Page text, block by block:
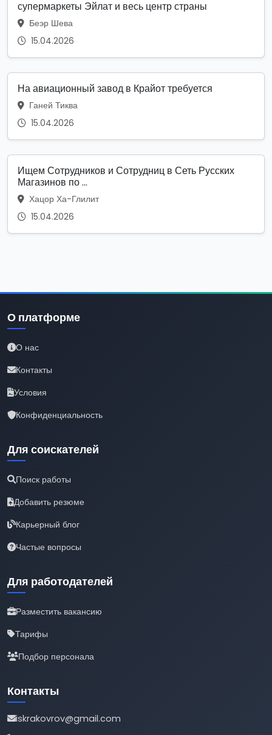
супермаркеты Эйлат и весь центр страны
Беэр Шева
15.04.2026
На авиационный завод в Крайот требуется
Ганей Тиква
15.04.2026
Ищем Сотрудников и Сотрудниц в Сеть Русских
Магазинов по ...
Хацор Ха-Глилит
15.04.2026
О платформе
О нас
Контакты
Условия
Конфиденциальность
Для соискателей
Поиск работы
Добавить резюме
Карьерный блог
Частые вопросы
Для работодателей
Разместить вакансию
Тарифы
Подбор персонала
Контакты
iskrakovrov@gmail.com